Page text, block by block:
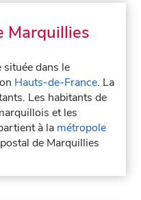
Marquillies
dans le
Hauts-de-France. La
Les habitants de
et les
à la métropole
de Marquillies